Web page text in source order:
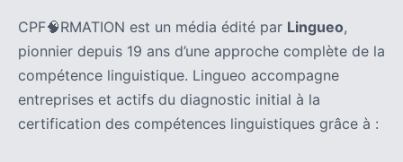
CPF🧠RMATION est un média édité par Lingueo,
pionnier depuis 19 ans d’une approche complète de la
compétence linguistique. Lingueo accompagne
entreprises et actifs du diagnostic initial à la
certification des compétences linguistiques grâce à :